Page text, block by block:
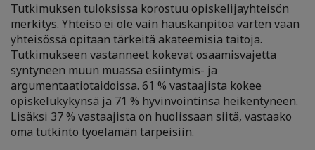
Tutkimuksen tuloksissa korostuu opiskelijayhteisön
merkitys. Yhteisö ei ole vain hauskanpitoa varten vaan
yhteisössä opitaan tärkeitä akateemisia taitoja.
Tutkimukseen vastanneet kokevat osaamisvajetta
syntyneen muun muassa esiintymis- ja
argumentaatiotaidoissa. 61 % vastaajista kokee
opiskelukykynsä ja 71 % hyvinvointinsa heikentyneen.
Lisäksi 37 % vastaajista on huolissaan siitä, vastaako
oma tutkinto työelämän tarpeisiin.